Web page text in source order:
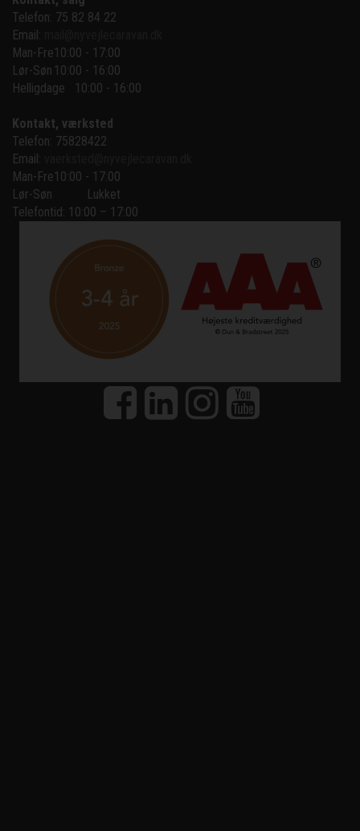
Telefon: 75 82 84 22
Email:
Man-Fre10:00 - 17:00
Lør-Søn 10:00 - 16:00
Helligdage   10:00 - 16:00
Kontakt, værksted
Telefon: 75828422
Email:
Man-Fre10:00 - 17:00
Lør-Søn
Lukket
Telefontid: 10:00 – 17:00